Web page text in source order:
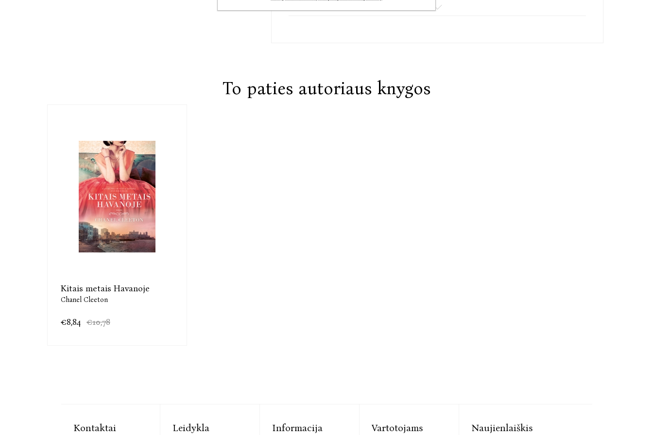
Susisiekite
To paties autoriaus knygos
Kitais metais Havanoje
Chanel Cleeton
€8,84 €10,78
Kontaktai Leidykla Informacija Vartotojams Naujienlaiškis